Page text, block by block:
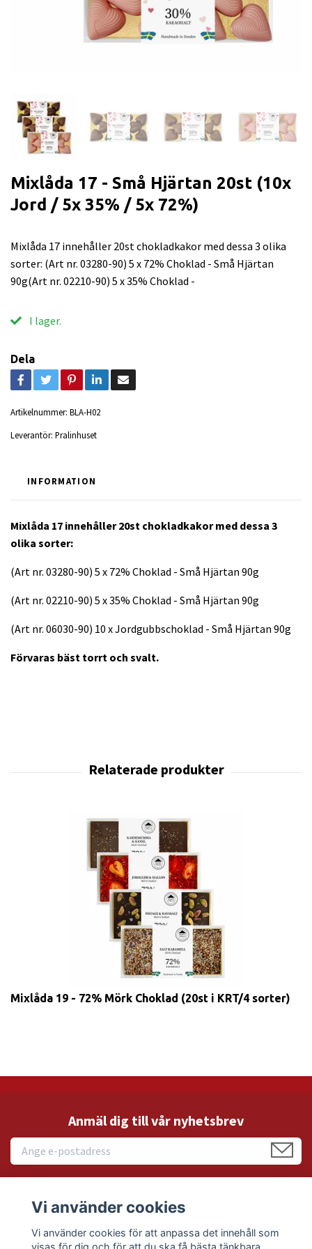
Mixlåda 17 - Små Hjärtan 20st (10x
Jord / 5x 35% / 5x 72%)
Mixlåda 17 innehåller 20st chokladkakor med dessa 3 olika
sorter: (Art nr. 03280-90) 5 x 72% Choklad - Små Hjärtan
90g(Art nr. 02210-90) 5 x 35% Choklad -
I lager.
Dela
Artikelnummer: BLA-H02
Leverantör: Pralinhuset
INFORMATION
Mixlåda 17 innehåller 20st chokladkakor med dessa 3
olika sorter:
(Art nr. 03280-90) 5 x 72% Choklad - Små Hjärtan 90g
(Art nr. 02210-90) 5 x 35% Choklad - Små Hjärtan 90g
(Art nr. 06030-90) 10 x Jordgubbschoklad - Små Hjärtan 90g
Förvaras bäst torrt och svalt.
Mixlåda 19 - 72% Mörk Choklad (20st i KRT/4 sorter)
Anmäl dig till vår nyhetsbrev
Vi använder cookies
Vi använder cookies för att anpassa det innehåll som
visas för dig och för att du ska få bästa tänkbara